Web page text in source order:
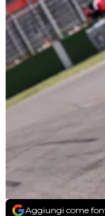
Aggiungi come